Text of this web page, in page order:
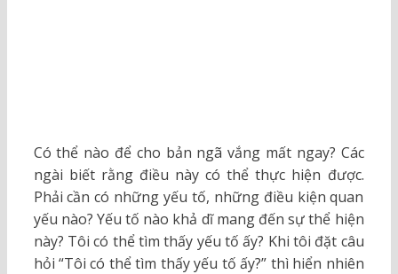
Có thể nào để cho bản ngã vắng mất ngay? Các
ngài biết rằng điều này có thể thực hiện được.
Phải cần có những yếu tố, những điều kiện quan
yếu nào? Yếu tố nào khả dĩ mang đến sự thể hiện
này? Tôi có thể tìm thấy yếu tố ấy? Khi tôi đặt câu
hỏi “Tôi có thể tìm thấy yếu tố ấy?” thì hiển nhiên